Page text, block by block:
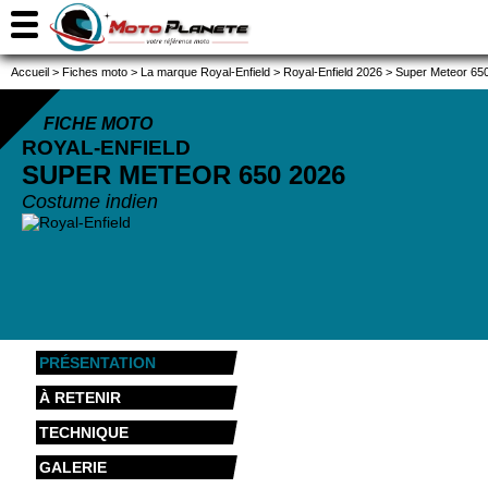
Accueil > Fiches moto > La marque Royal-Enfield > Royal-Enfield 2026 > Super Meteor
FICHE MOTO
ROYAL-ENFIELD
SUPER METEOR 650 2026
Costume indien
PRÉSENTATION
À RETENIR
TECHNIQUE
GALERIE